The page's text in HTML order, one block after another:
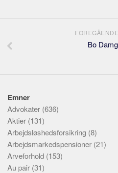
Bo
Emner
Advokater (636)
Aktier (131)
Arbejdsløshedsforsikring (8)
Arbejdsmarkedspensioner (21)
Arveforhold (153)
Au pair (31)